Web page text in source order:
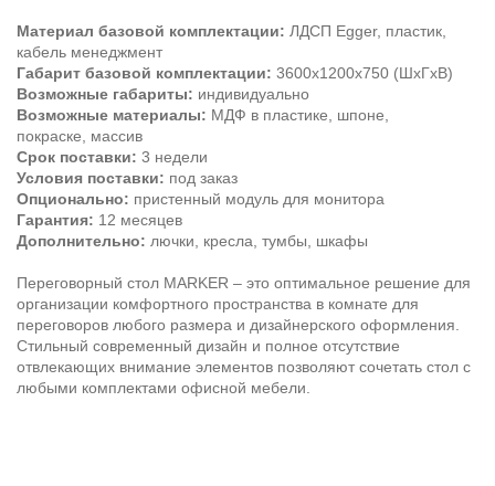
Материал базовой комплектации: ЛДСП Egger, пластик,
кабель менеджмент
Габарит базовой комплектации: 3600х1200х750 (ШхГхВ)
Возможные габариты: индивидуально
Возможные материалы: МДФ в пластике, шпоне,
покраске, массив
Срок поставки: 3 недели
Условия поставки: под заказ
Опционально: пристенный модуль для монитора
Гарантия: 12 месяцев
Дополнительно: лючки, кресла, тумбы, шкафы
Переговорный стол MARKER – это оптимальное решение для
организации комфортного пространства в комнате для
переговоров любого размера и дизайнерского оформления.
Стильный современный дизайн и полное отсутствие
отвлекающих внимание элементов позволяют сочетать стол с
любыми комплектами офисной мебели.